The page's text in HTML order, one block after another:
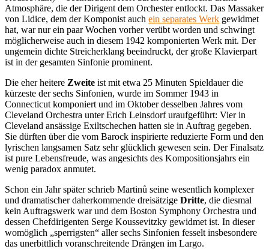
Atmosphäre, die der Dirigent dem Orchester entlockt. Das Massaker
von Lidice, dem der Komponist auch ein separates Werk gewidmet
hat, war nur ein paar Wochen vorher verübt worden und schwingt
möglicherweise auch in diesem 1942 komponierten Werk mit. Der
ungemein dichte Streicherklang beeindruckt, der große Klavierpart
ist in der gesamten Sinfonie prominent.
Die eher heitere Zweite ist mit etwa 25 Minuten Spieldauer die
kürzeste der sechs Sinfonien, wurde im Sommer 1943 in
Connecticut komponiert und im Oktober desselben Jahres vom
Cleveland Orchestra unter Erich Leinsdorf uraufgeführt: Vier in
Cleveland ansässige Exiltschechen hatten sie in Auftrag gegeben.
Sie dürften über die vom Barock inspirierte reduzierte Form und den
lyrischen langsamen Satz sehr glücklich gewesen sein. Der Finalsatz
ist pure Lebensfreude, was angesichts des Kompositionsjahrs ein
wenig paradox anmutet.
Schon ein Jahr später schrieb Martinů seine wesentlich komplexer
und dramatischer daherkommende dreisätzige Dritte, die diesmal
kein Auftragswerk war und dem Boston Symphony Orchestra und
dessen Chefdirigenten Serge Koussevitzky gewidmet ist. In dieser
womöglich „sperrigsten“ aller sechs Sinfonien fesselt insbesondere
das unerbittlich voranschreitende Drängen im Largo.